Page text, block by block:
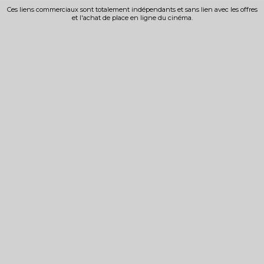
Ces liens commerciaux sont totalement indépendants et sans lien avec les offres
et l'achat de place en ligne du cinéma.